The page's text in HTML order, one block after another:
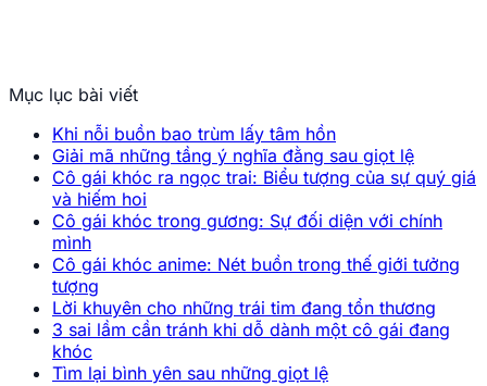
Mục lục bài viết
Khi nỗi buồn bao trùm lấy tâm hồn
Giải mã những tầng ý nghĩa đằng sau giọt lệ
Cô gái khóc ra ngọc trai: Biểu tượng của sự quý giá
và hiếm hoi
Cô gái khóc trong gương: Sự đối diện với chính
mình
Cô gái khóc anime: Nét buồn trong thế giới tưởng
tượng
Lời khuyên cho những trái tim đang tổn thương
3 sai lầm cần tránh khi dỗ dành một cô gái đang
khóc
Tìm lại bình yên sau những giọt lệ